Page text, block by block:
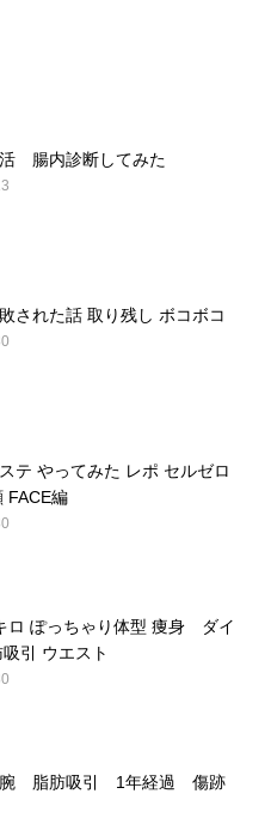
腸内診断してみた
された話 取り残し ボコボコ
テ やってみた レポ セルゼロ
FACE編
ロ ぽっちゃり体型 痩身 ダイ
引 ウエスト
腕 脂肪吸引 1年経過 傷跡